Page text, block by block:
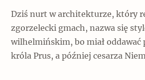
Dziś nurt w architekturze, który
zgorzelecki gmach, nazwa się
wilhelmińskim, bo miał oddawać
króla Prus, a później cesarza